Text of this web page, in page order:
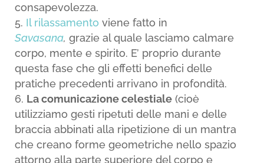
consapevolezza.
Il rilassamento viene fatto in
Savasana, grazie al quale lasciamo calmare
corpo, mente e spirito. E’ proprio durante
questa fase che gli effetti benefici delle
pratiche precedenti arrivano in profondità.
La comunicazione celestiale(cioè
utilizziamo gesti ripetuti delle mani e delle
braccia abbinati alla ripetizione di un mantra
che creano forme geometriche nello spazio
attorno alla parte superiore del corpo e